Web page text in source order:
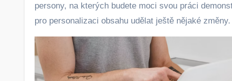
persony, na kterých budete moci svou práci
pro personalizaci obsahu udělat ještě nějaké změny.